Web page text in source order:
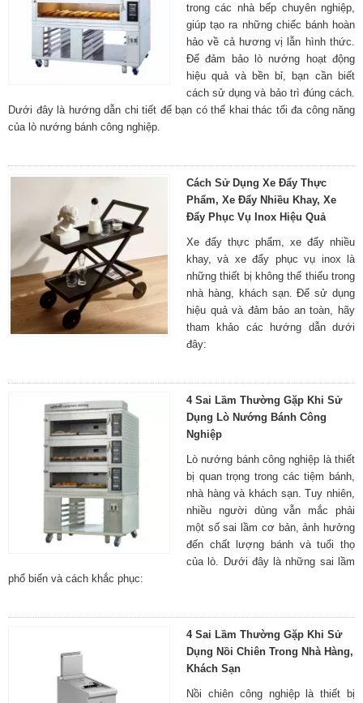
trong các nhà bếp chuyên nghiệp,
giúp tạo ra những chiếc bánh hoàn
hảo về cả hương vị lẫn hình thức.
Để đảm bảo lò nướng hoạt động
hiệu quả và bền bỉ, bạn cần biết
cách sử dụng và bảo trì đúng cách.
Dưới đây là hướng dẫn chi tiết để bạn có thể khai thác tối đa công năng
của lò nướng bánh công nghiệp.
Cách Sử Dụng Xe Đẩy Thực
Phẩm, Xe Đẩy Nhiều Khay, Xe
Đẩy Phục Vụ Inox Hiệu Quả
Xe đẩy thực phẩm, xe đẩy nhiều
khay, và xe đẩy phục vụ inox là
những thiết bị không thể thiếu trong
nhà hàng, khách sạn. Để sử dụng
hiệu quả và đảm bảo an toàn, hãy
tham khảo các hướng dẫn dưới
đây:
4 Sai Lầm Thường Gặp Khi Sử
Dụng Lò Nướng Bánh Công
Nghiệp
Lò nướng bánh công nghiệp là thiết
bị quan trọng trong các tiệm bánh,
nhà hàng và khách sạn. Tuy nhiên,
nhiều người dùng vẫn mắc phải
một số sai lầm cơ bản, ảnh hưởng
đến chất lượng bánh và tuổi thọ
của lò. Dưới đây là những sai lầm
phổ biến và cách khắc phục:
4 Sai Lầm Thường Gặp Khi Sử
Dụng Nồi Chiên Trong Nhà Hàng,
Khách Sạn
Nồi chiên công nghiệp là thiết bị